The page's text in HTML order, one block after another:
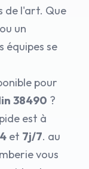
de l'art. Que
un
équipes se
pour
38490 ?
est à
et 7j/7. au
vous